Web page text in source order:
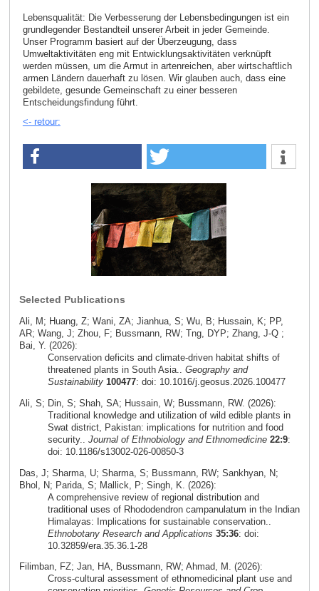
Lebensqualität: Die Verbesserung der Lebensbedingungen ist ein
grundlegender Bestandteil unserer Arbeit in jeder Gemeinde.
Unser Programm basiert auf der Überzeugung, dass
Umweltaktivitäten eng mit Entwicklungsaktivitäten verknüpft
werden müssen, um die Armut in artenreichen, aber wirtschaftlich
armen Ländern dauerhaft zu lösen. Wir glauben auch, dass eine
gebildete, gesunde Gemeinschaft zu einer besseren
Entscheidungsfindung führt.
<- retour:
Selected Publications
Ali, M; Huang, Z; Wani, ZA; Jianhua, S; Wu, B; Hussain, K; PP,
AR; Wang, J; Zhou, F; Bussmann, RW; Tng, DYP; Zhang, J-Q ;
Bai, Y. (2026):
Conservation deficits and climate-driven habitat shifts of
threatened plants in South Asia.. Geography and
Sustainability 100477: doi: 10.1016/j.geosus.2026.100477
Ali, S; Din, S; Shah, SA; Hussain, W; Bussmann, RW. (2026):
Traditional knowledge and utilization of wild edible plants in
Swat district, Pakistan: implications for nutrition and food
security.. Journal of Ethnobiology and Ethnomedicine 22:9:
doi: 10.1186/s13002-026-00850-3
Das, J; Sharma, U; Sharma, S; Bussmann, RW; Sankhyan, N;
Bhol, N; Parida, S; Mallick, P; Singh, K. (2026):
A comprehensive review of regional distribution and
traditional uses of Rhododendron campanulatum in the Indian
Himalayas: Implications for sustainable conservation..
Ethnobotany Research and Applications 35:36: doi:
10.32859/era.35.36.1-28
Filimban, FZ; Jan, HA, Bussmann, RW; Ahmad, M. (2026):
Cross‑cultural assessment of ethnomedicinal plant use and